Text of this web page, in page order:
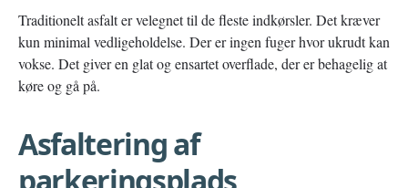
Traditionelt asfalt er velegnet til de fleste indkørsler. Det kræver
kun minimal vedligeholdelse. Der er ingen fuger hvor ukrudt kan
vokse. Det giver en glat og ensartet overflade, der er behagelig at
køre og gå på.
Asfaltering af
parkeringsplads